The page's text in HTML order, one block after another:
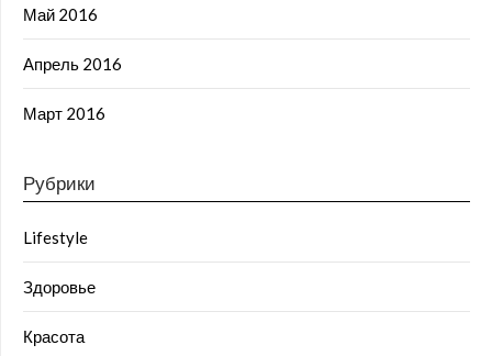
Май 2016
Апрель 2016
Март 2016
Рубрики
Lifestyle
Здоровье
Красота